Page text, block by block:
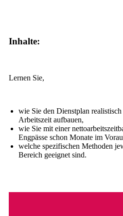
Inhalte:
Lernen Sie,
wie Sie den Dienstplan realistisch
Arbeitszeit aufbauen,
wie Sie mit einer
Engpässe schon Monate im
welche spezifischen Methoden
Bereich geeignet sind.